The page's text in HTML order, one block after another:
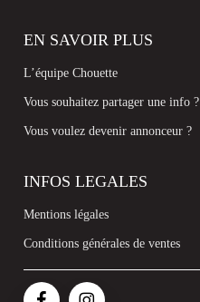
EN SAVOIR PLUS
L’équipe Chouette
Vous souhaitez partager une info ?
Vous voulez devenir annonceur ?
INFOS LEGALES
Mentions légales
Conditions générales de ventes